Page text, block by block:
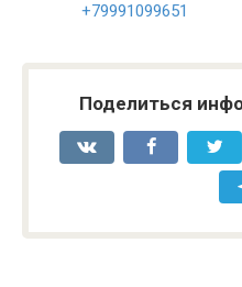
+79991099651
Поделиться